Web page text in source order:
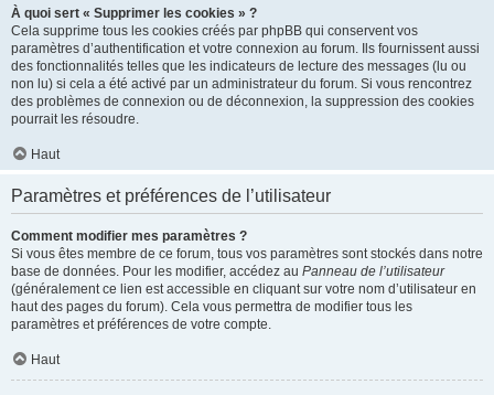
À quoi sert « Supprimer les cookies » ?
Cela supprime tous les cookies créés par phpBB qui conservent vos
paramètres d’authentification et votre connexion au forum. Ils fournissent aussi
des fonctionnalités telles que les indicateurs de lecture des messages (lu ou
non lu) si cela a été activé par un administrateur du forum. Si vous rencontrez
des problèmes de connexion ou de déconnexion, la suppression des cookies
pourrait les résoudre.
Haut
Paramètres et préférences de l’utilisateur
Comment modifier mes paramètres ?
Si vous êtes membre de ce forum, tous vos paramètres sont stockés dans notre
base de données. Pour les modifier, accédez au Panneau de l’utilisateur
(généralement ce lien est accessible en cliquant sur votre nom d’utilisateur en
haut des pages du forum). Cela vous permettra de modifier tous les
paramètres et préférences de votre compte.
Haut